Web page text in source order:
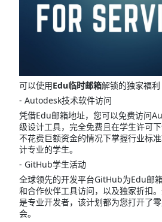
可以使用Edu临时邮箱解锁的独家福利
- Autodesk技术软件访问
凭借Edu邮箱地址，您可以免费访问
级设计工具，完全免费且在学生许可
不花费巨额资金的情况下掌握行业标
计专业的学生。
- GitHub学生活动
全球领先的开发平台GitHub为Edu邮
和合作伙伴工具访问，以及独家折扣
是专业开发者，该计划都为您打开了
会。